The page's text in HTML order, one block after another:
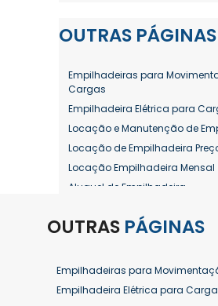
OUTRAS PÁGINAS
Empilhadeiras para
Cargas
Empilhadeira Elétrica para
Locação e Manutenção de
Locação de Empilhadeira
Locação Empilhadeira Mensal
Aluguel de Empilhadeira
Aluguel de Empilhadeira Diária
Aluguel de Empilhadeira
Aluguel de Empilhadeira
OUTRAS PÁGINAS
Empilhadeiras para
Empilhadeira Elétrica para